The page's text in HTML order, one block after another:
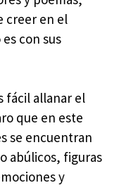
creer en el
con sus
fácil allanar el
que en este
se encuentran
abúlicos, figuras
y